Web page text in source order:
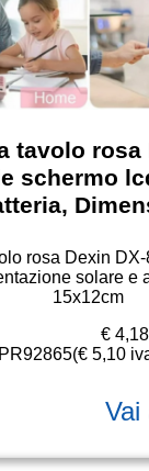
tavolo rosa
schermo
rosa Dexin
solare e
15x12cm
€
(€ 5,10